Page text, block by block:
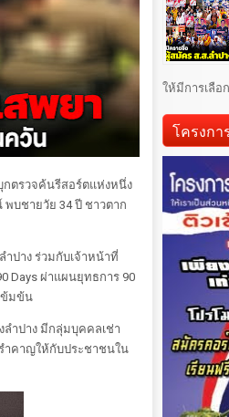
กตรวจค้นรีสอร์ตแห่งหนึ่ง
พบชายวัย 34 ปี ชาวตาก
ปาง ร่วมกับเจ้าหน้าที่
Days ผ่าแผนยุทธการ 90
ข้มข้น
ลำปาง มีกลุ่มบุคคลเช่า
ำคาญให้กับประชาชนใน
ให้มีการเลือ
โครงก